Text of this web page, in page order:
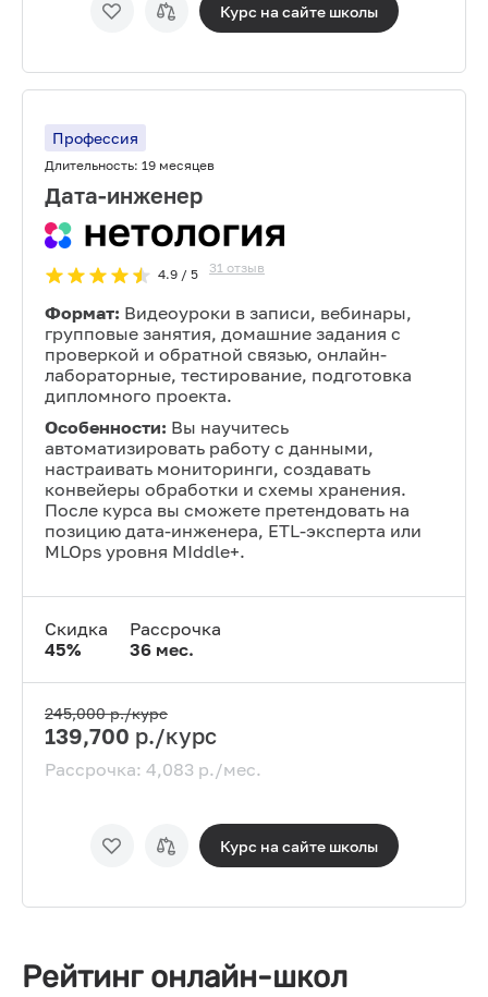
Курс на сайте школы
Профессия
Длительность: 19 месяцев
Дата-инженер
4.9/ 5 31 отзыв
Формат: Видеоуроки в записи, вебинары,
групповые занятия, домашние задания с
проверкой и обратной связью, онлайн-
лабораторные, тестирование, подготовка
дипломного проекта.
Особенности: Вы научитесь
автоматизировать работу с данными,
настраивать мониторинги, создавать
конвейеры обработки и схемы хранения.
После курса вы сможете претендовать на
позицию дата-инженера, ETL-эксперта или
MLOps уровня MIddle+.
Скидка
45%
Рассрочка
36 мес.
245,000р./курс
139,700 р./курс
Рассрочка: 4,083 р./мес.
Курс на сайте школы
Рейтинг онлайн-школ